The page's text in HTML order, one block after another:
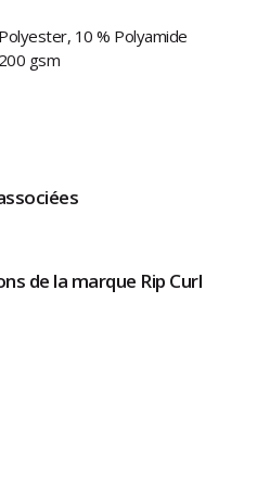
10 % Polyamide
gsm
de la marque Rip Curl